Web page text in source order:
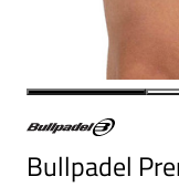
Bullpadel